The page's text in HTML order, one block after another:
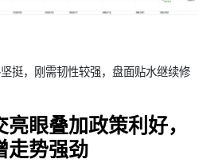
挺，刚需韧性较强，盘面贴水继续修
眼叠加政策利好，
走势强劲